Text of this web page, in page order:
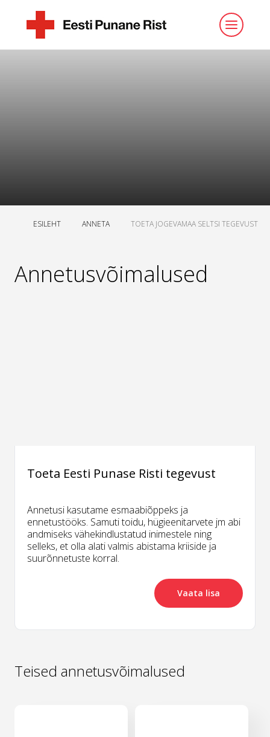
ESILEHT ANNETA TOETA JOGEVAMAA SELTSI TEGEVUST
Annetusvõimalused
Toeta Eesti Punase Risti tegevust
Annetusi kasutame esmaabiõppeks ja
ennetustööks. Samuti toidu, hügieenitarvete jm abi
andmiseks vähekindlustatud inimestele ning
selleks, et olla alati valmis abistama kriiside ja
suurõnnetuste korral.
Vaata lisa
Teised annetusvõimalused